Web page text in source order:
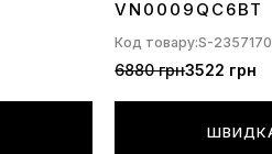
VN0009QC6BT
Код товару:S-2357170
6880 грн3522 грн